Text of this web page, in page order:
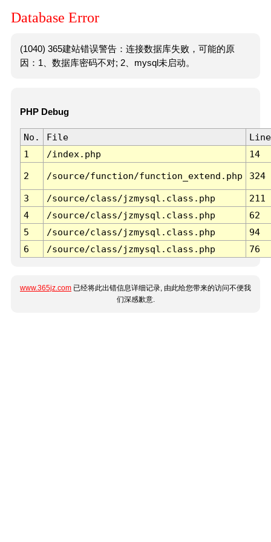
Database Error
(1040) 365建站错误警告：连接数据库失败，可能的原
因：1、数据库密码不对; 2、mysql未启动。
PHP Debug
No. File
Line
1
/index.php 14
2 /source/function/function_extend.php 324
3 /source/class/jzmysql.class.php
211
4
/source/class/jzmysql.class.php
62
5
/source/class/jzmysql.class.php
94
6
/source/class/jzmysql.class.php 76
www.365jz.com 已经将此出错信息详细记录, 由此给您带来的访问不便我
们深感歉意.